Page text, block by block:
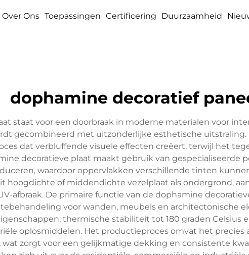
Over Ons Toepassingen Certificering Duurzaamheid
dophamine decoratief
staat voor een doorbraak in moderne materialen voor
gecombineerd met uitzonderlijke esthetische uitstraling.
dat verbluffende visuele effecten creëert, terwijl het
decoratieve plaat maakt gebruik van gespecialiseerde
waardoor oppervlakken verschillende tinten
hoogdichte of middendichte vezelplaat als ondergrond,
afbraak. De primaire functie van de dophamine
voor wanden, meubels en architectonische
thermische stabiliteit tot 180 graden Celsius
oplosmiddelen. Het productieproces omvat het
zorgt voor een gelijkmatige dekking en consistente